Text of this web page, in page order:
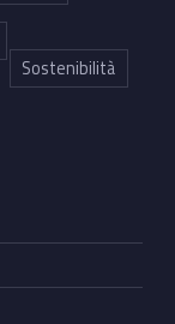
Sostenibilità